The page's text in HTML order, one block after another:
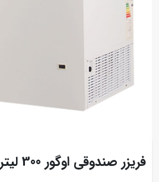
فریزر صندوقی اوگور 300 لیتری